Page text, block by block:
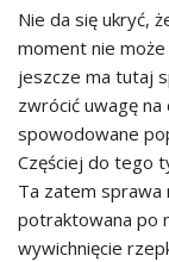
Nie da się ukryć,
moment nie
jeszcze ma tutaj
zwrócić uwagę
spowodowane
Częściej do tego
Ta zatem sprawa
potraktowana po
wywichnięcie